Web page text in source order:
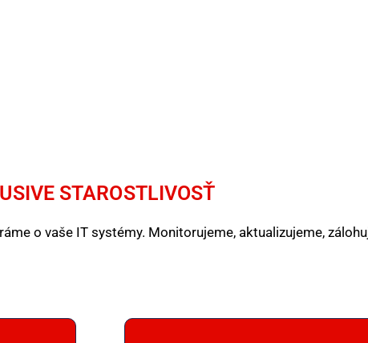
STAROSTLIVOSŤ
o vaše IT systémy. Monitorujeme, aktualizujeme,